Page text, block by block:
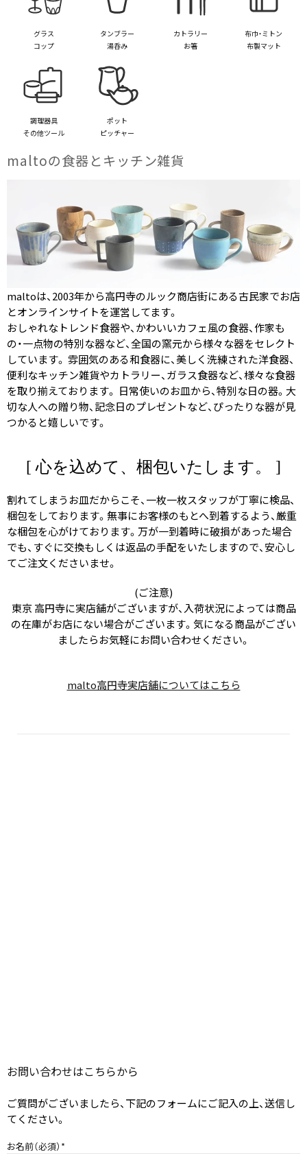
グラス
コップ
タンブラー
湯呑み
カトラリー
お箸
布巾・ミトン
布製マット
調理器具
その他ツール
ポット
ピッチャー
maltoの​食器と​キッチン雑貨
maltoは、2003年から高円寺のルック商店街にある古民家でお店
とオンラインサイトを運営してます。
おしゃれなトレンド食器や、かわいいカフェ風の食器、作家も
の・一点物の特別な器など、全国の窯元から様々な器をセレクト
しています。 雰囲気のある和食器に、美しく洗練された洋食器、
便利なキッチン雑貨やカトラリー、ガラス食器など、様々な食器
を取り揃えております。 日常使いのお皿から、特別な日の器。大
切な人への贈り物、記念日のプレゼントなど、ぴったりな器が見
つかると嬉しいです。
[ 心を込めて、梱包いたします。 ]
割れてしまうお皿だからこそ、一枚一枚スタッフが丁寧に検品、
梱包をしております。無事にお客様のもとへ到着するよう、厳重
な梱包を心がけております。万が一到着時に破損があった場合
でも、すぐに交換もしくは返品の手配をいたしますので、安心し
てご注文くださいませ。
(ご注意)
東京 高円寺に実店舗がございますが、入荷状況によっては商品
の在庫がお店にない場合がございます。気になる商品がござい
ましたらお気軽にお問い合わせください。
malto高円寺実店舗についてはこちら
お問い合わせは​こちらから
ご質問がございましたら、下記のフォームにご記入の上、送信し
てください。
お名前（必須）